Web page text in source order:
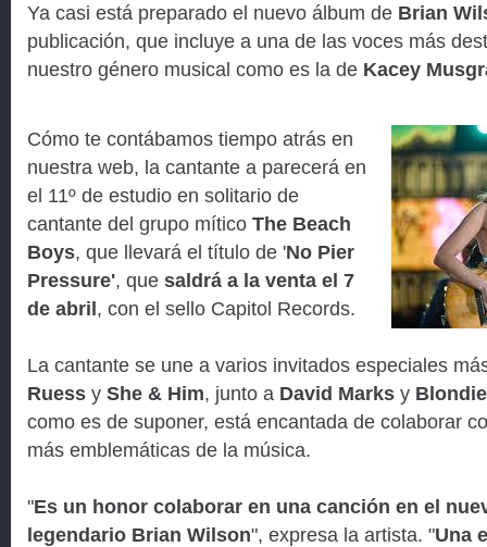
Ya casi está preparado el nuevo álbum de Brian
publicación, que incluye a una de las voces más
nuestro género musical como es la de Kacey
Cómo te contábamos tiempo atrás en
nuestra web, la cantante a parecerá en
el 11º de estudio en solitario de
cantante del grupo mítico The Beach
Boys, que llevará el título de 'No Pier
Pressure', que saldrá a la venta el 7
de abril, con el sello Capitol Records.
La cantante se une a varios invitados especiales
Ruess y She & Him, junto a David Marks y
como es de suponer, está encantada de colaborar
más emblemáticas de la música.
"Es un honor colaborar en una canción en el
legendario Brian Wilson", expresa la artista. "Una